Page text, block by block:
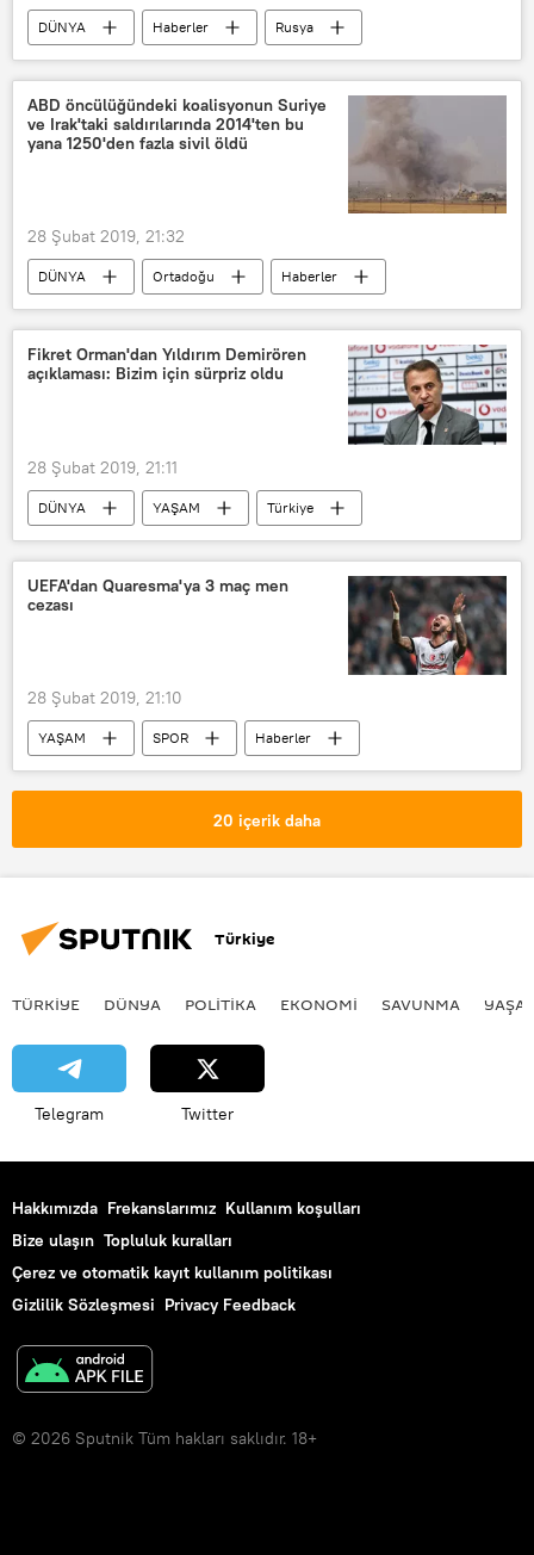
DÜNYA Haberler
Rusya
Ukrayna
İstanbul
Bartholomeos
ABD öncülüğündeki koalisyonun Suriye
ve Irak'taki saldırılarında 2014'ten bu
yana 1250'den fazla sivil öldü
28 Şubat 2019, 21:32
DÜNYA Ortadoğu
Haberler
Irak
Suriye
Birleşik Ortak Görev Gücü
ABD öncülüğündeki IŞİD karşıtı koalisyon
Fikret Orman'dan Yıldırım Demirören
açıklaması: Bizim için sürpriz oldu
28 Şubat 2019, 21:11
DÜNYA YAŞAM
Türkiye
SPOR
Haberler
Fikret Orman
Yıldırım Demirören
Türkiye Futbol Federasyonu
UEFA'dan Quaresma'ya 3 maç men
cezası
28 Şubat 2019, 21:10
YAŞAM SPOR
Haberler
TÜRKİYE
Portekiz
20 içerik daha
Türkiye
TÜRKIYE DÜNYA POLİTİKA EKONOMİ SAVUNMA
Telegram Twitter
Hakkımızda Frekanslarımız Kullanım koşulları
Bize ulaşın Topluluk kuralları
Çerez ve otomatik kayıt kullanım politikası
Gizlilik Sözleşmesi Privacy Feedback
© 2026 Sputnik Tüm hakları saklıdır. 18+